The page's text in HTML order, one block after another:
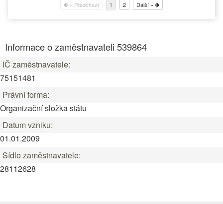
« Předchozí 1 2 Další »
Informace o zaměstnavateli 539864
IČ zaměstnavatele:
75151481
Právní forma:
Organizační složka státu
Datum vzniku:
01.01.2009
Sídlo zaměstnavatele:
28112628